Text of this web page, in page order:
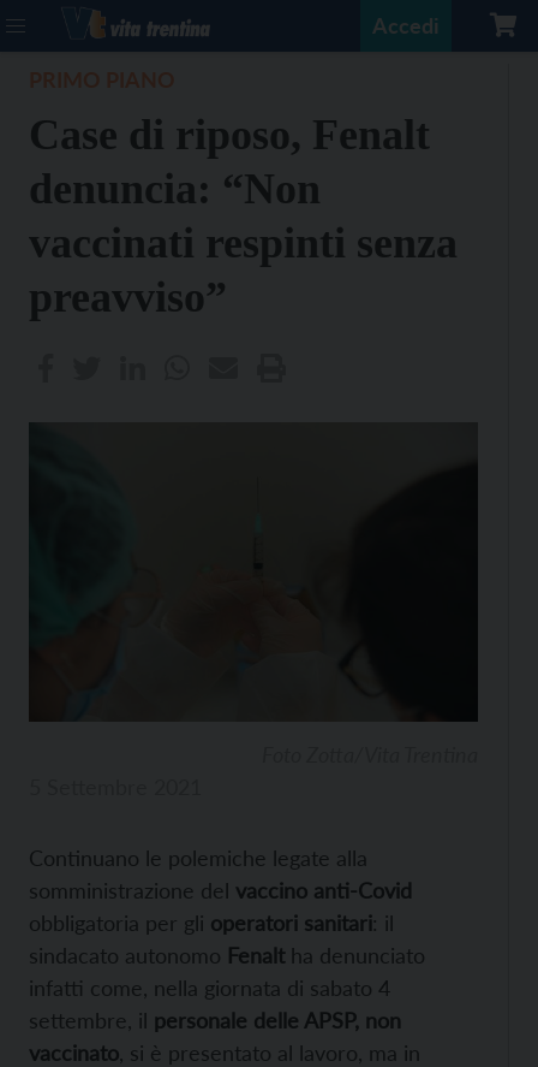
Accedi
Case di riposo, Fenalt
denuncia: “Non
vaccinati respinti senza
preavviso”
Continuano le polemiche legate alla
somministrazione del vaccino anti-Covid
obbligatoria per gli operatori sanitari: il
sindacato autonomo Fenaltha denunciato
infatti come, nella giornata di sabato 4
settembre, il personale delle APSP, non
vaccinato , si è presentato al lavoro, ma in